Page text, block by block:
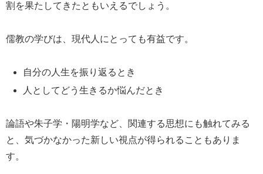
割を果たしてきたともいえるでしょう。
儒教の学びは、現代人にとっても有益です。
自分の人生を振り返るとき
人としてどう生きるか悩んだとき
論語や朱子学・陽明学など、関連する思想にも触れてみる
と、気づかなかった新しい視点が得られることもありま
す。